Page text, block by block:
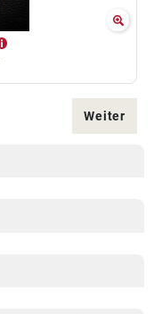
Weiter